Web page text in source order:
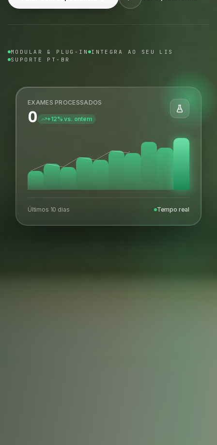
MODULAR & PLUG-IN INTEGRA AO SEU LIS
SUPORTE PT-BR
EXAMES PROCESSADOS
0 +12% vs. ontem
Últimos 10 dias Tempo real